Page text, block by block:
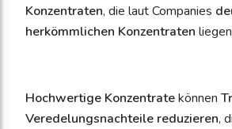
Konzentraten, die laut Companies
herkömmlichen Konzentraten
Hochwertige Konzentratekönnen
Veredelungsnachteile reduzieren,